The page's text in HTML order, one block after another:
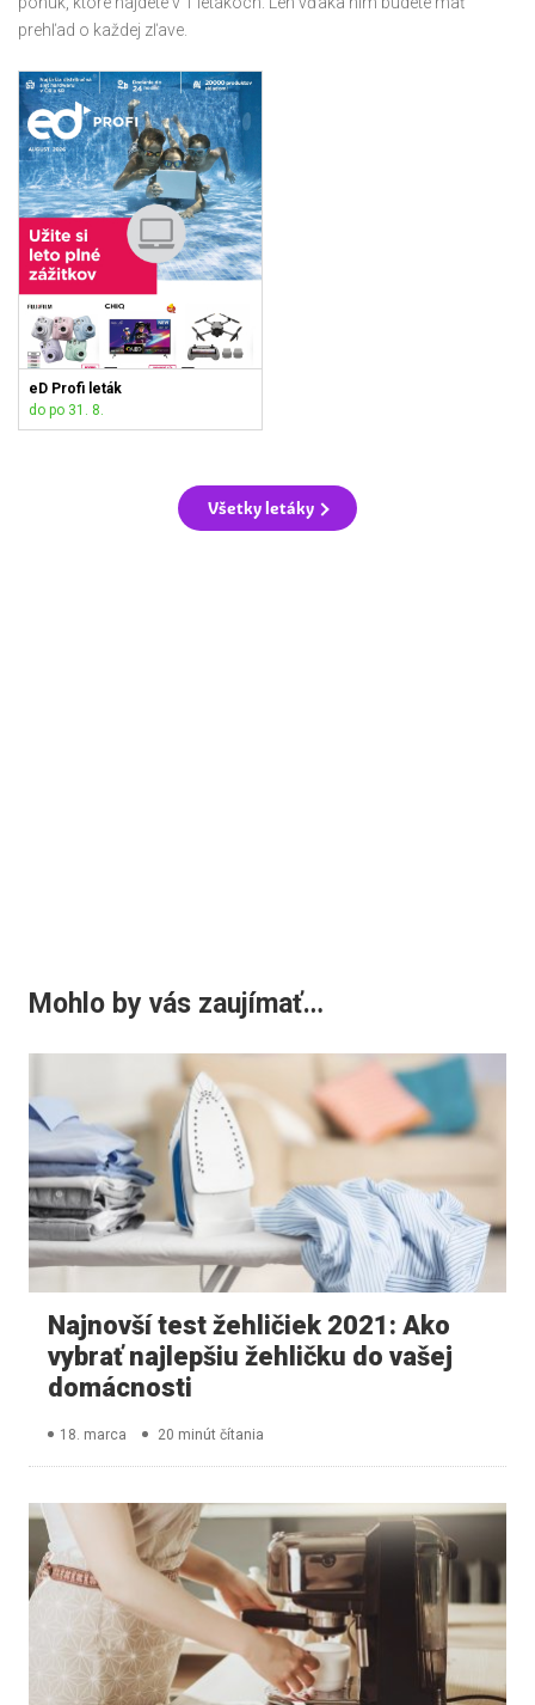
prehľad o každej zľave.
eD Profi leták
do po 31. 8.
Všetky letáky
Mohlo by vás zaujímať…
Najnovší test žehličiek 2021: Ako
vybrať najlepšiu žehličku do vašej
domácnosti
18. marca 20 minút čítania